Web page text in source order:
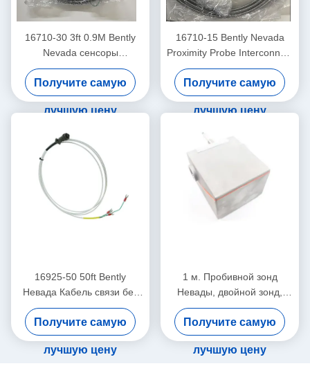
16710-30 3ft 0.9M Bently
Nevada сенсоры
соединительный кабель
Получите самую
лучшую цену
16710-15 Bently Nevada
Proximity Probe Interconnect
Cable с броней -15 - C
Получите самую
лучшую цену
16925-50 50ft Bently
Невада Кабель связи без
брони
Получите самую
лучшую цену
1 м. Пробивной зонд
Невады, двойной зонд,
вибрационный датчик
26530-12-10-00-000-309-
00-03-01
Получите самую
лучшую цену